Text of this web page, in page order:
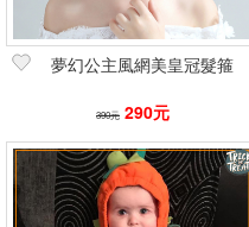
夢幻公主風網美皇冠髮箍
390元 290元